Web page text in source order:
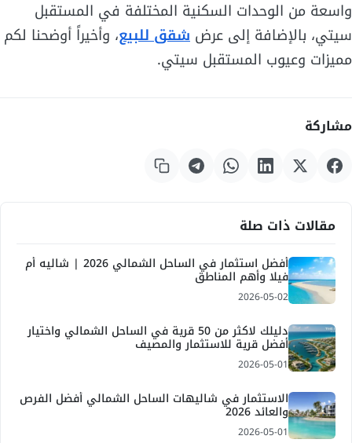
واسعة من الوحدات السكنية المختلفة في المستقبل
سيتي، بالإضافة إلى عرض شقق للبيع، وأخيراً أوضحنا لكم
مميزات وعيوب المستقبل سيتي.
مشاركة
مقالات ذات صلة
أفضل استثمار في الساحل الشمالي 2026 | شاليه أم
فيلا وأهم المناطق
2026-05-02
دليلك لاكثر من 50 قرية في الساحل الشمالي واختيار
أفضل قرية للاستثمار والمصيف
2026-05-01
الاستثمار في شاليهات الساحل الشمالي أفضل الفرص
والعائد 2026
2026-05-01